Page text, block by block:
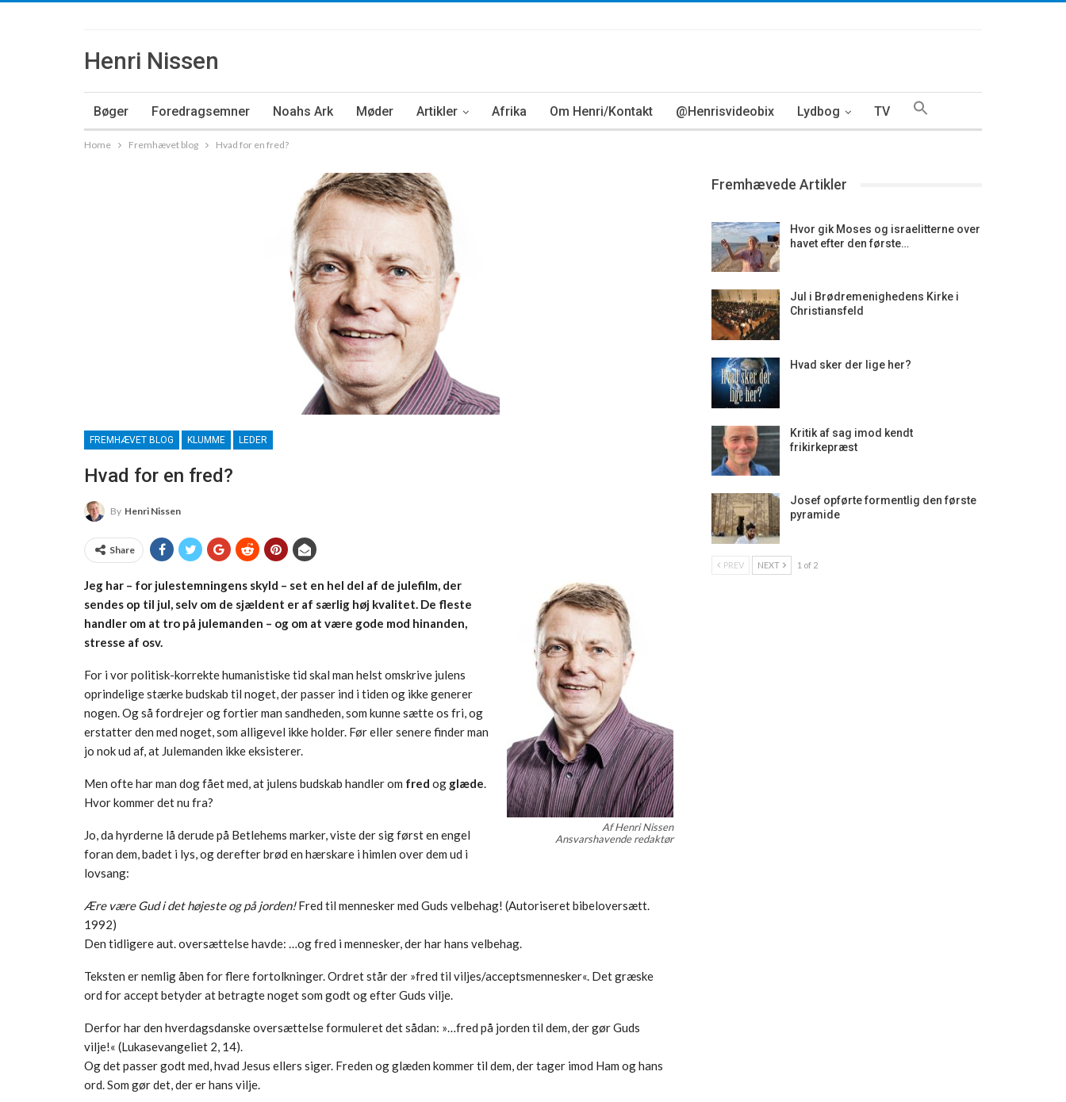
Henri Nissen
Bøger Foredragsemner Noahs Ark Møder Artikler Afrika Om Henri/Kontakt @Henrisvideobix Lydbog TV
Home Fremhævet blog Hvad for en fred?
FREMHÆVET BLOG KLUMME LEDER
Hvad for en fred?
By Henri Nissen
Share
Af Henri Nissen
Ansvarshavende redaktør
Jeg har – for julestemningens skyld – set en hel del af de julefilm, der
sendes op til jul, selv om de sjældent er af særlig høj kvalitet. De fleste
handler om at tro på julemanden – og om at være gode mod hinanden,
stresse af osv.
For i vor politisk-korrekte humanistiske tid skal man helst omskrive julens
oprindelige stærke budskab til noget, der passer ind i tiden og ikke generer
nogen. Og så fordrejer og fortier man sandheden, som kunne sætte os fri, og
erstatter den med noget, som alligevel ikke holder. Før eller senere finder man
jo nok ud af, at Julemanden ikke eksisterer.
Men ofte har man dog fået med, at julens budskab handler om fred og glæde.
Hvor kommer det nu fra?
Jo, da hyrderne lå derude på Betlehems marker, viste der sig først en engel
foran dem, badet i lys, og derefter brød en hærskare i himlen over dem ud i
lovsang:
Ære være Gud i det højeste og på jorden!Fred til mennesker med Guds velbehag! (Autoriseret bibeloversætt.
1992)
Den tidligere aut. oversættelse havde: …og fred i mennesker, der har hans velbehag.
Teksten er nemlig åben for flere fortolkninger. Ordret står der »fred til viljes/acceptsmennesker«. Det græske
ord for accept betyder at betragte noget som godt og efter Guds vilje.
Derfor har den hverdagsdanske oversættelse formuleret det sådan: »…fred på jorden til dem, der gør Guds
vilje!« (Lukasevangeliet 2, 14).
Og det passer godt med, hvad Jesus ellers siger. Freden og glæden kommer til dem, der tager imod Ham og hans
ord. Som gør det, der er hans vilje.
Fremhævede Artikler
Hvor gik Moses og israelitterne over
havet efter den første…
Jul i Brødremenighedens Kirke i
Christiansfeld
Hvad sker der lige her?
Kritik af sag imod kendt
frikirkepræst
Josef opførte formentlig den første
pyramide
PREV NEXT 1 of 2